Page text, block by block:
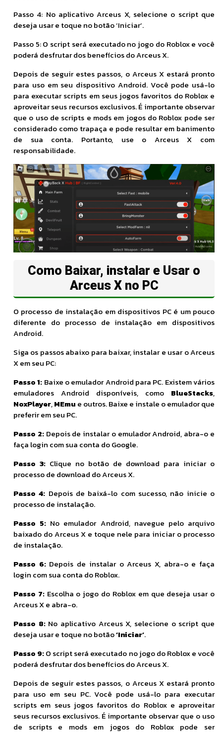
Passo 4: No aplicativo Arceus X, selecione o script que
deseja usar e toque no botão ‘Iniciar’.
Passo 5: O script será executado no jogo do Roblox e você
poderá desfrutar dos benefícios do Arceus X.
Depois de seguir estes passos, o Arceus X estará pronto
para uso em seu dispositivo Android. Você pode usá-lo
para executar scripts em seus jogos favoritos do Roblox e
aproveitar seus recursos exclusivos. É importante observar
que o uso de scripts e mods em jogos do Roblox pode ser
considerado como trapaça e pode resultar em banimento
de sua conta. Portanto, use o Arceus X com
responsabilidade.
Como Baixar, instalar e Usar o
Arceus X no PC
O processo de instalação em dispositivos PC é um pouco
diferente do processo de instalação em dispositivos
Android.
Siga os passos abaixo para baixar, instalar e usar o Arceus
X em seu PC:
Passo 1: Baixe o emulador Android para PC. Existem vários
emuladores Android disponíveis, como BlueStacks,
NoxPlayer,MEmu e outros. Baixe e instale o emulador que
preferir em seu PC.
Passo 2: Depois de instalar o emulador Android, abra-o e
faça login com sua conta do Google.
Passo 3: Clique no botão de download para iniciar o
processo de download do Arceus X.
Passo 4: Depois de baixá-lo com sucesso, não inicie o
processo de instalação.
Passo 5: No emulador Android, navegue pelo arquivo
baixado do Arceus X e toque nele para iniciar o processo
de instalação.
Passo 6:Depois de instalar o Arceus X, abra-o e faça
login com sua conta do Roblox.
Passo 7:Escolha o jogo do Roblox em que deseja usar o
Arceus X e abra-o.
Passo 8:No aplicativo Arceus X, selecione o script que
deseja usar e toque no botão‘Iniciar’.
Passo 9:O script será executado no jogo do Roblox e você
poderá desfrutar dos benefícios do Arceus X.
Depois de seguir estes passos, o Arceus X estará pronto
para uso em seu PC. Você pode usá-lo para executar
scripts em seus jogos favoritos do Roblox e aproveitar
seus recursos exclusivos. É importante observar que o uso
de scripts e mods em jogos do Roblox pode ser